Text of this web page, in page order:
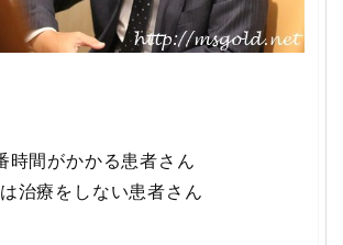
時間がかかる患者さん
治療をしない患者さん